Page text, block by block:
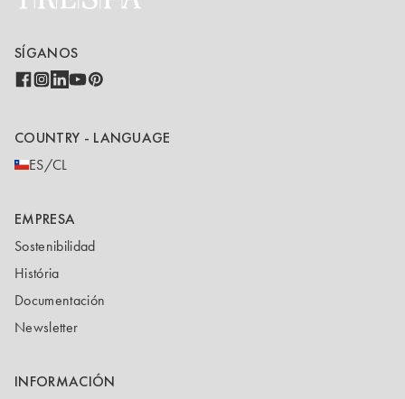
SÍGANOS
COUNTRY - LANGUAGE
ES/CL
EMPRESA
Sostenibilidad
História
Documentación
Newsletter
INFORMACIÓN